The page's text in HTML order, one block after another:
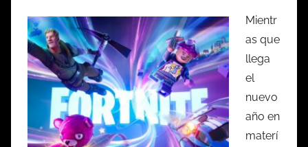
Mientr
as que
llega
el
nuevo
año en
materí